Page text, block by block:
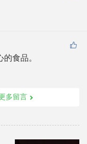
食品。
多留言